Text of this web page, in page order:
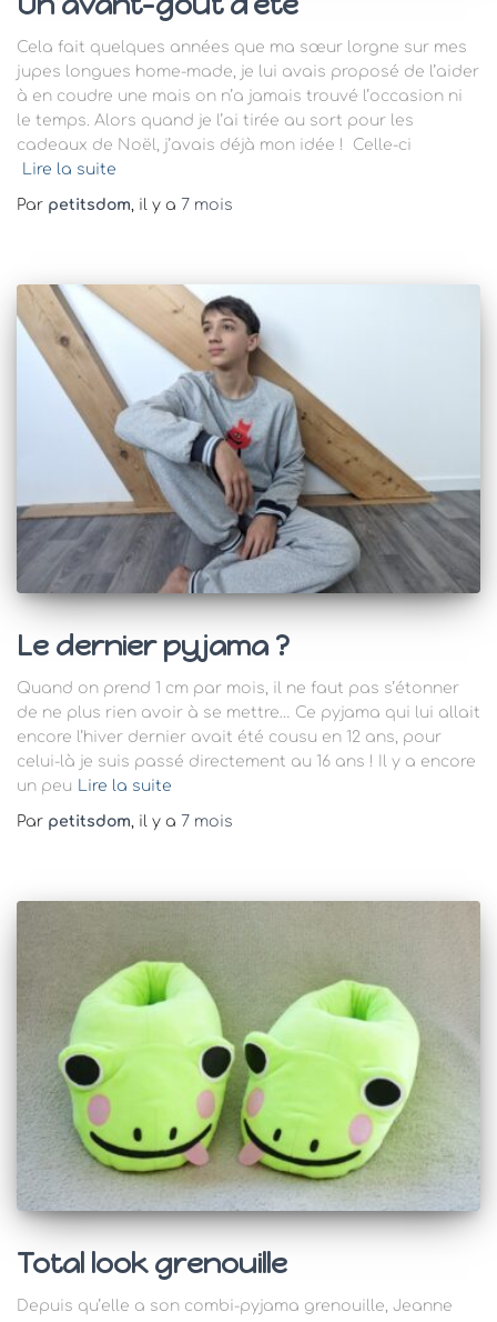
Cela fait quelques années que ma sœur lorgne sur mes
jupes longues home-made, je lui avais proposé de l’aider
à en coudre une mais on n’a jamais trouvé l’occasion ni
le temps. Alors quand je l’ai tirée au sort pour les
cadeaux de Noël, j’avais déjà mon idée ! Celle-ci
Lire la suite
Par petitsdom, il y a 7 mois
Le dernier pyjama ?
Quand on prend 1 cm par mois, il ne faut pas s’étonner
de ne plus rien avoir à se mettre… Ce pyjama qui lui allait
encore l’hiver dernier avait été cousu en 12 ans, pour
celui-là je suis passé directement au 16 ans ! Il y a encore
un peu Lire la suite
Par petitsdom, il y a 7 mois
Total look grenouille
Depuis qu’elle a son combi-pyjama grenouille, Jeanne